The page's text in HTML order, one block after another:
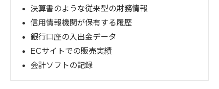
決算書のような従来型の財務情報
信用情報機関が保有する履歴
銀行口座の入出金データ
ECサイトでの販売実績
会計ソフトの記録